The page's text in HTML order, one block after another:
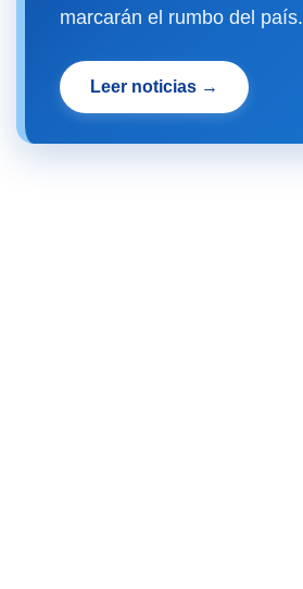
marcarán el rumbo del país.
Leer noticias →